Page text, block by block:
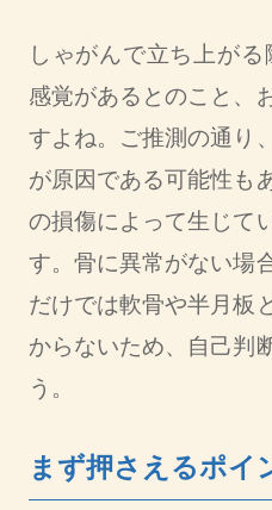
しゃがんで立ち上が
感覚があるとのこと、
すよね。ご推測の通り
が原因である可能性も
の損傷によって生じて
す。骨に異常がない場
だけでは軟骨や半月板
からないため、自己判
う。
まず押さえるポイ